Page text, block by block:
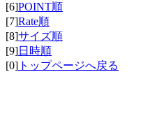
[6]POINT順
[7]Rate順
[8]サイズ順
[9]日時順
[0] トップページへ戻る